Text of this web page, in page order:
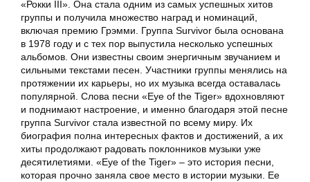
«Рокки III». Она стала одним из самых успешных хитов
группы и получила множество наград и номинаций,
включая премию Грэмми. Группа Survivor была основана
в 1978 году и с тех пор выпустила несколько успешных
альбомов. Они известны своим энергичным звучанием и
сильными текстами песен. Участники группы менялись на
протяжении их карьеры, но их музыка всегда оставалась
популярной. Слова песни «Eye of the Tiger» вдохновляют
и поднимают настроение, и именно благодаря этой песне
группа Survivor стала известной по всему миру. Их
биография полна интересных фактов и достижений, а их
хиты продолжают радовать поклонников музыки уже
десятилетиями. «Eye of the Tiger» – это история песни,
которая прочно заняла свое место в истории музыки. Ее